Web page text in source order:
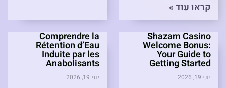
קראו עוד »
Shazam Casino
Welcome Bonus:
Your Guide to
Getting Started
יוני 19, 2026
Comprendre la
Rétention d’Eau
Induite par les
Anabolisants
יוני 19, 2026